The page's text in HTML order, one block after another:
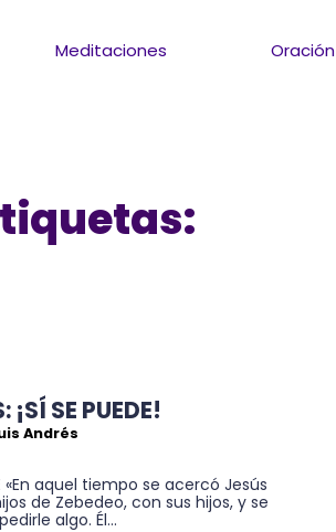
Meditaciones Oración
SE PUEDE!
Andrés
«En aquel tiempo se acercó Jesús
de Zebedeo, con sus hijos, y se
algo. Él...